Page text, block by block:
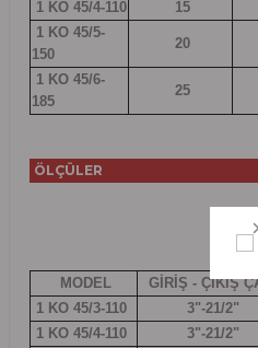
1 KO 45/4-110 15
1 KO 45/5-
150
20
1 KO 45/6-
185
25
ÖLÇÜLER
MODEL GİRİŞ - ÇIKIŞ
1 KO 45/3-110
3"-21/2"
1 KO 45/4-110
3"-21/2"